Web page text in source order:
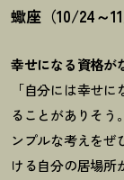
蠍座（10/24～
幸せになる資格が
「自分には幸せ
ることがありそう
ンプルな考えをぜ
ける自分の居場所